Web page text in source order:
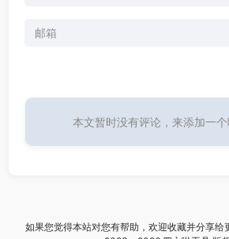
本文暂时没有评论，来添加一
如果您觉得本站对您有帮助，欢迎收藏并分享